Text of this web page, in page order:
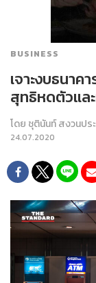
BUSINESS
เจาะงบธนาค
สุทธิหดตัวแล
โดย ชุตินันท์ สงวนปร
24.07.2020